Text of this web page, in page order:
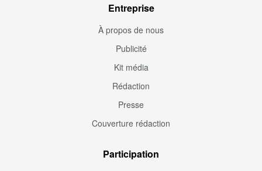
Entreprise
À propos de nous
Publicité
Kit média
Rédaction
Presse
Couverture rédaction
Participation